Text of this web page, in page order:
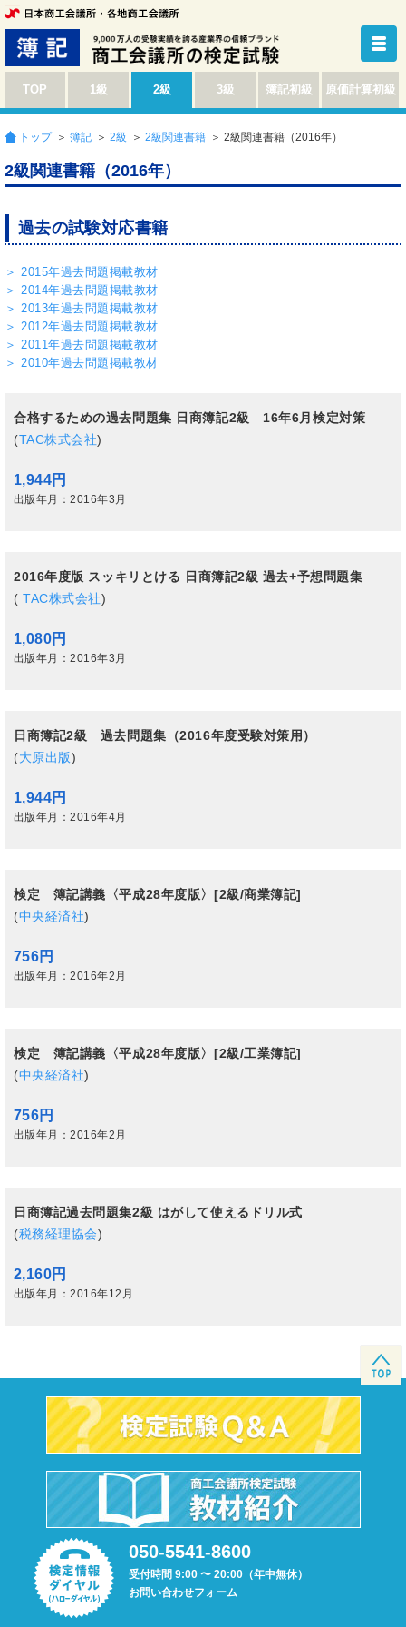
TOP 1級 2級 3級 簿記初級 原価計算初級
トップ ＞ 簿記 ＞ 2級 ＞ 2級関連書籍 ＞ 2級関連書籍（2016年）
2級関連書籍（2016年）
過去の試験対応書籍
＞ 2015年過去問題掲載教材
＞ 2014年過去問題掲載教材
＞ 2013年過去問題掲載教材
＞ 2012年過去問題掲載教材
＞ 2011年過去問題掲載教材
＞ 2010年過去問題掲載教材
合格するための過去問題集 日商簿記2級 16年6月検定対策
(TAC株式会社)
1,944円
出版年月：2016年3月
2016年度版 スッキリとける 日商簿記2級 過去+予想問題集
( TAC株式会社)
1,080円
出版年月：2016年3月
日商簿記2級 過去問題集（2016年度受験対策用）
(大原出版)
1,944円
出版年月：2016年4月
検定 簿記講義〈平成28年度版〉[2級/商業簿記]
(中央経済社)
756円
出版年月：2016年2月
検定 簿記講義〈平成28年度版〉[2級/工業簿記]
(中央経済社)
756円
出版年月：2016年2月
日商簿記過去問題集2級 はがして使えるドリル式
(税務経理協会)
2,160円
出版年月：2016年12月
050-5541-8600
受付時間 9:00 〜 20:00（年中無休）
お問い合わせフォーム